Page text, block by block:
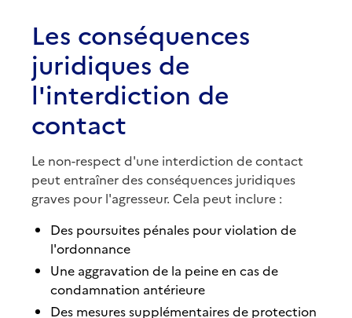
Les conséquences
juridiques de
l'interdiction de
contact
Le non-respect d'une interdiction de contact
peut entraîner des conséquences juridiques
graves pour l'agresseur. Cela peut inclure :
Des poursuites pénales pour violation de
l'ordonnance
Une aggravation de la peine en cas de
condamnation antérieure
Des mesures supplémentaires de protection